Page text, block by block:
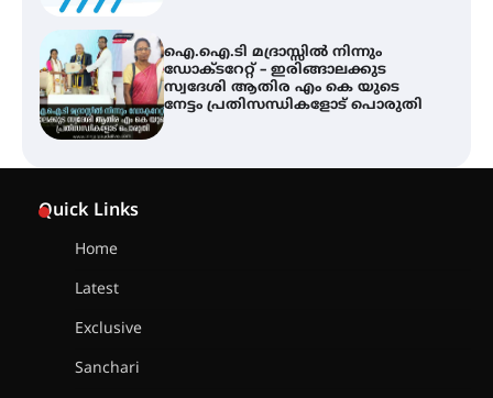
ട്യുണീഷ്യൻ ചിത്രം ” ദി വോയിസ്
ഓഫ് ഹിന്ദ് റജബ് ” ഇരിങ്ങാലക്കുട
ഫിലിം സൊസൈറ്റി ആഗസ്റ്റ് 7
വെള്ളിയാഴ്ച സ്‌ക്രീൻ ചെയ്യുന്നു
Quick Links
Home
Latest
Exclusive
Sanchari